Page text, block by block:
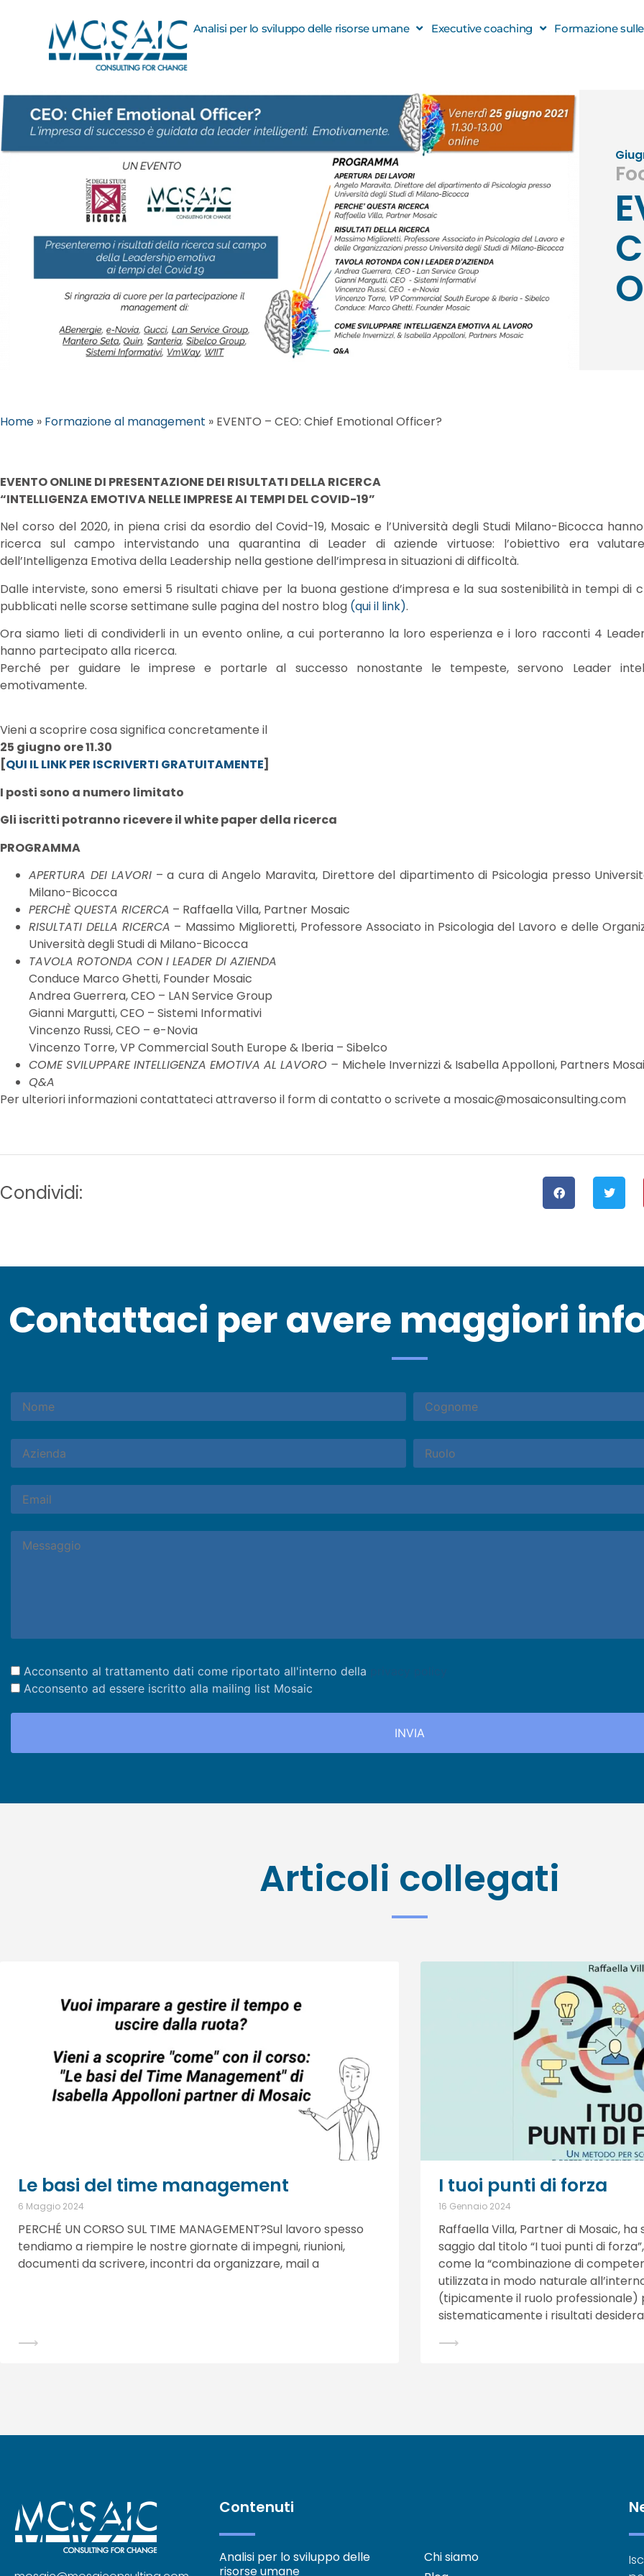
Analisi per lo sviluppo delle risorse umane Executive coaching Formazione
Home » Formazione al management » EVENTO – CEO: Chief Emotional Officer?
EVENTO ONLINE DI PRESENTAZIONE DEI RISULTATI DELLA RICERCA
“INTELLIGENZA EMOTIVA NELLE IMPRESE AI TEMPI DEL COVID-19”
Nel corso del 2020, in piena crisi da esordio del Covid-19, Mosaic e l’Università degli Studi Milano-Bicocca
ricerca sul campo intervistando una quarantina di Leader di aziende virtuose: l’obiettivo era
dell’Intelligenza Emotiva della Leadership nella gestione dell’impresa in situazioni di difficoltà.
Dalle interviste, sono emersi 5 risultati chiave per la buona gestione d’impresa e la sua sostenibilità in tempi di
pubblicati nelle scorse settimane sulle pagina del nostro blog (qui il link).
Ora siamo lieti di condividerli in un evento online, a cui porteranno la loro esperienza e i loro racconti 4
hanno partecipato alla ricerca.
Perché per guidare le imprese e portarle al successo nonostante le tempeste, servono Leader
emotivamente.
Vieni a scoprire cosa significa concretamente il
25 giugno ore 11.30
[QUI IL LINK PER ISCRIVERTI GRATUITAMENTE]
I posti sono a numero limitato
Gli iscritti potranno ricevere il white paper della ricerca
PROGRAMMA
APERTURA DEI LAVORI – a cura di Angelo Maravita, Direttore del dipartimento di Psicologia presso
Milano-Bicocca
PERCHÈ QUESTA RICERCA – Raffaella Villa, Partner Mosaic
RISULTATI DELLA RICERCA – Massimo Miglioretti, Professore Associato in Psicologia del Lavoro e delle
Università degli Studi di Milano-Bicocca
TAVOLA ROTONDA CON I LEADER DI AZIENDA
Conduce Marco Ghetti, Founder Mosaic
Andrea Guerrera, CEO – LAN Service Group
Gianni Margutti, CEO – Sistemi Informativi
Vincenzo Russi, CEO – e-Novia
Vincenzo Torre, VP Commercial South Europe & Iberia – Sibelco
COME SVILUPPARE INTELLIGENZA EMOTIVA AL LAVORO – Michele Invernizzi & Isabella Appolloni, Partners
Q&A
Per ulteriori informazioni contattateci attraverso il form di contatto o scrivete a mosaic@mosaiconsulting.com
Condividi:
Contattaci per avere maggiori
Acconsento al trattamento dati come riportato all'interno della
Acconsento ad essere iscritto alla mailing list Mosaic
Articoli collegati
Le basi del time management
6 Maggio 2024
PERCHÉ UN CORSO SUL TIME MANAGEMENT?Sul lavoro spesso
tendiamo a riempire le nostre giornate di impegni, riunioni,
documenti da scrivere, incontri da organizzare, mail a
⟶
I tuoi punti di forza
16 Gennaio 2024
Raffaella Villa, Partner di Mosaic,
saggio dal titolo “I tuoi punti di
come la “combinazione di
utilizzata in modo naturale
(tipicamente il ruolo professionale)
sistematicamente i risultati
⟶
Contenuti
Analisi per lo sviluppo delle
risorse umane
Chi siamo